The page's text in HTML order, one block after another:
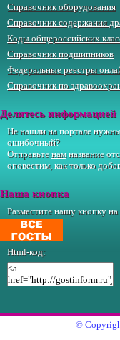
Справочник оборудования
Справочник содержания
Коды общероссийских
Справочник подшипников
Федеральные реестры
Справочник по
Делитесь информацией
Не нашли на портале
ошибочный?
Отправьтенамназвание
оповестим, как только
Наша кнопка
Разместите нашу кнопку на
Html-код:
©